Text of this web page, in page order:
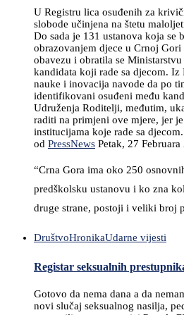
U Registru lica osuđenih za
slobode učinjena na štetu
Do sada je 131 ustanova koja se
obrazovanjem djece u Crnoj
obavezu i obratila se
kandidata koji rade sa djecom. Iz
nauke i inovacija navode da po
identifikovani osuđeni među
Udruženja Roditelji, međutim,
raditi na primjeni ove mjere, jer
institucijama koje rade sa djecom.
od PressNews Petak, 27 Februara
“Crna Gora ima oko 250
predškolsku ustanovu i ko zna
druge strane, postoji i veliki
DruštvoHronikaUdarne vijesti
Registar seksualnih
Gotovo da nema dana a da
novi slučaj seksualnog nasilja,